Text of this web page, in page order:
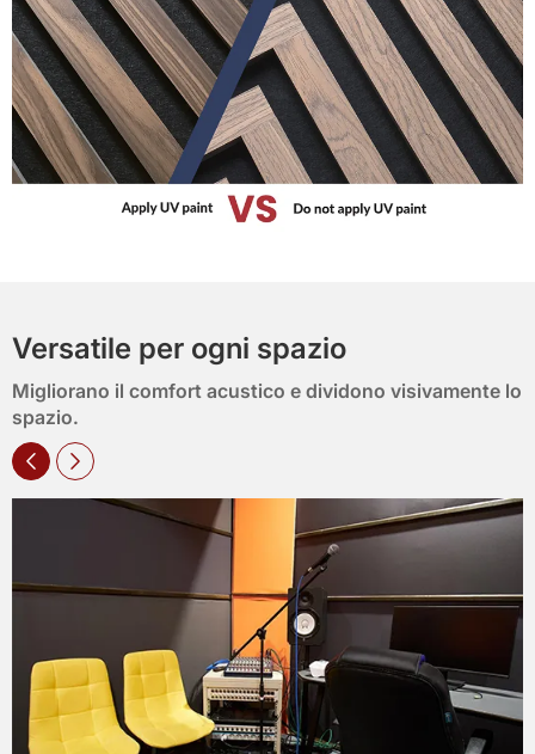
Versatile per ogni spazio
Migliorano il comfort acustico e dividono visivamente lo
spazio.